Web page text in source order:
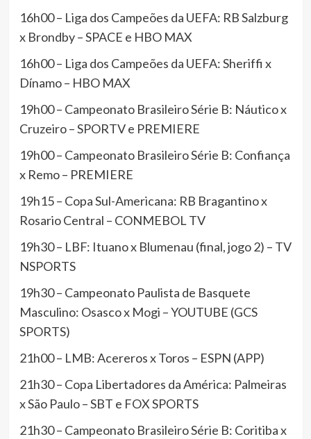
16h00 – Liga dos Campeões da UEFA: RB Salzburg
x Brondby – SPACE e HBO MAX
16h00 – Liga dos Campeões da UEFA: Sheriffi x
Dínamo – HBO MAX
19h00 – Campeonato Brasileiro Série B: Náutico x
Cruzeiro – SPORTV e PREMIERE
19h00 – Campeonato Brasileiro Série B: Confiança
x Remo – PREMIERE
19h15 – Copa Sul-Americana: RB Bragantino x
Rosario Central – CONMEBOL TV
19h30 – LBF: Ituano x Blumenau (final, jogo 2) – TV
NSPORTS
19h30 – Campeonato Paulista de Basquete
Masculino: Osasco x Mogi – YOUTUBE (GCS
SPORTS)
21h00 – LMB: Acereros x Toros – ESPN (APP)
21h30 – Copa Libertadores da América: Palmeiras
x São Paulo – SBT e FOX SPORTS
21h30 – Campeonato Brasileiro Série B: Coritiba x